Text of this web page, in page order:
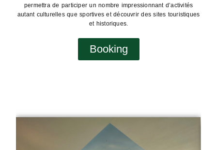
Booking
permettra de participer un nombre impressionnant d’activités
autant culturelles que sportives et découvrir des sites touristiques
et historiques.